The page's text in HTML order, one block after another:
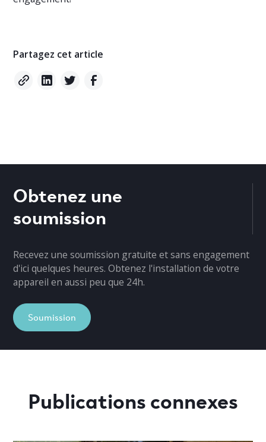
Partagez cet article
Obtenez une
soumission
Recevez une soumission gratuite et sans engagement
d'ici quelques heures. Obtenez l'installation de votre
appareil en aussi peu que 24h.
Soumission
Publications connexes